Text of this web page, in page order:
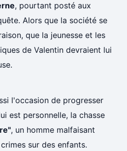
, pourtant posté aux
Alors que la société se
que la jeunesse et les
de Valentin devraient lui
l'occasion de progresser
est personnelle, la chasse
, un homme malfaisant
sur des enfants.